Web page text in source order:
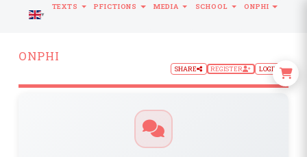
ONPHI
SHARE REGISTER LOGIN
LANGUAGE
TEXTS PFICTIONS MEDIA SCHOOL ONPHI